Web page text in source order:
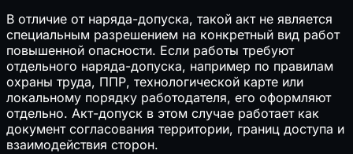
В отличие от наряда-допуска, такой акт не является
специальным разрешением на конкретный вид работ
повышенной опасности. Если работы требуют
отдельного наряда-допуска, например по правилам
охраны труда, ППР, технологической карте или
локальному порядку работодателя, его оформляют
отдельно. Акт-допуск в этом случае работает как
документ согласования территории, границ доступа и
взаимодействия сторон.